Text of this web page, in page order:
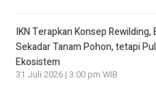
IKN Terapkan Konsep Rewilding,
Sekadar Tanam Pohon, tetapi
Ekosistem
31 Juli 2026 | 3:00 pm WIB